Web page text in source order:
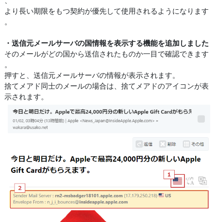
より長い期限をもつ契約が優先して使用されるようになります
。
・送信元メールサーバの国情報を表示する機能を追加しました
そのメールがどの国から送信されたものか一目で確認できます
。
押すと、送信元メールサーバの情報が表示されます。
捨てメアド同士のメールの場合は、捨てメアドのアイコンが表
示されます。